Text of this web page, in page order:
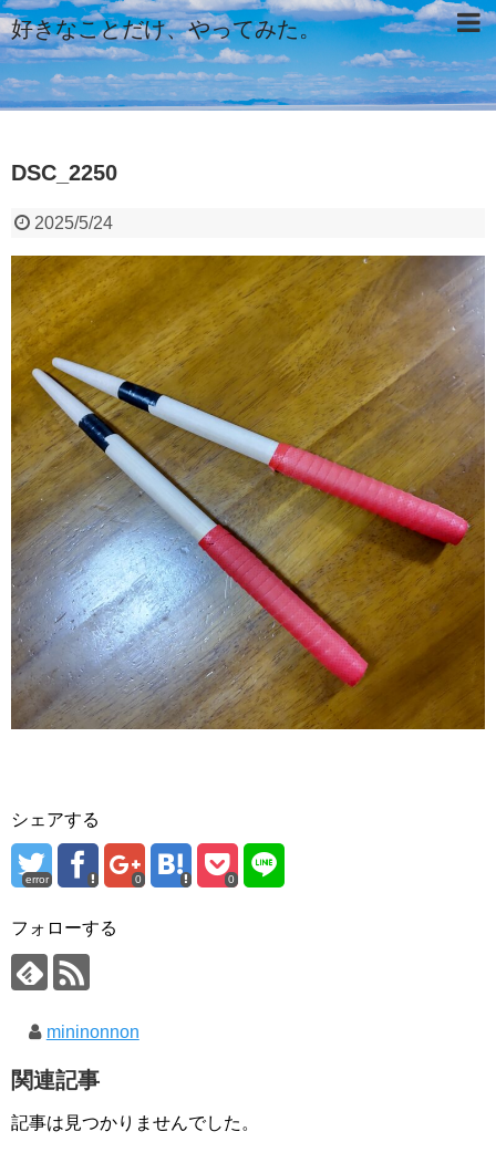
好きなことだけ、やってみた。
DSC_2250
2025/5/24
シェアする
error 0 0
フォローする
mininonnon
関連記事
記事は見つかりませんでした。